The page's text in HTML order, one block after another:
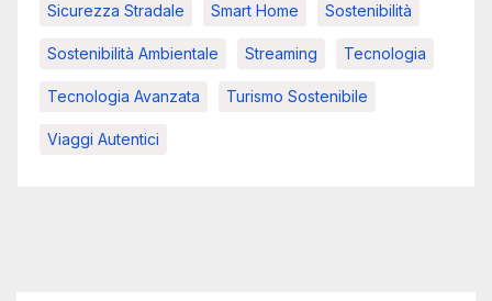
Sicurezza Stradale Smart Home Sostenibilità
Sostenibilità Ambientale Streaming Tecnologia
Tecnologia Avanzata Turismo Sostenibile
Viaggi Autentici